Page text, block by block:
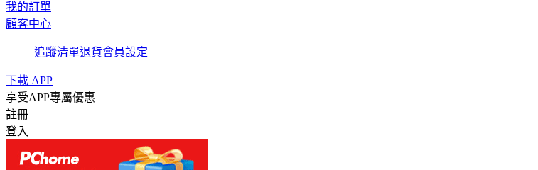
我的訂單
顧客中心
追蹤清單退貨會員設定
下載 APP
享受APP專屬優惠
註冊
登入